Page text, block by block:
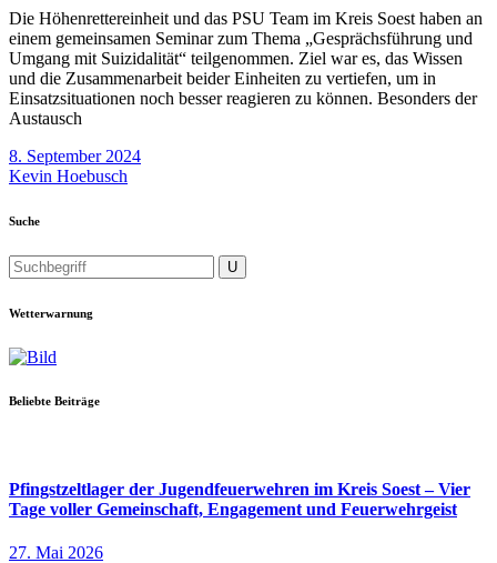
Die Höhenrettereinheit und das PSU Team im Kreis Soest haben an
einem gemeinsamen Seminar zum Thema „Gesprächsführung und
Umgang mit Suizidalität“ teilgenommen. Ziel war es, das Wissen
und die Zusammenarbeit beider Einheiten zu vertiefen, um in
Einsatzsituationen noch besser reagieren zu können. Besonders der
Austausch
8. September 2024
Kevin Hoebusch
Suche
Wetterwarnung
Beliebte Beiträge
Pfingstzeltlager der Jugendfeuerwehren im Kreis Soest – Vier
Tage voller Gemeinschaft, Engagement und Feuerwehrgeist
27. Mai 2026